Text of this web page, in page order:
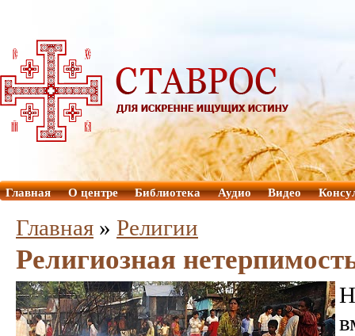
Главная О центре Библиотека Аудио Видео
Главная » Религии
Религиозная